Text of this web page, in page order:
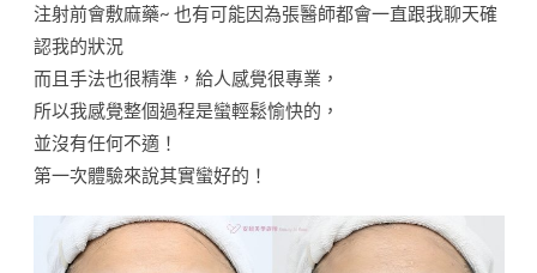
注射前會敷麻藥~ 也有可能因為張醫師都會一直跟我聊天確
認我的狀況
而且手法也很精準，給人感覺很專業，
所以我感覺整個過程是蠻輕鬆愉快的，
並沒有任何不適！
第一次體驗來說其實蠻好的！